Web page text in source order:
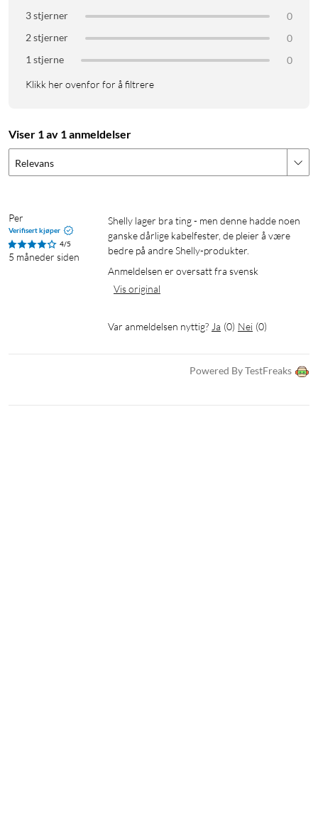
Shelly Plus RGBW PM tilbyr høy ytelse og pålitelighet med
støtte for opptil 4-kanal RGBW-belysning. Den er konstruert
for å håndtere krevende lysinnstillinger og gir deg en stabil og
behov for vedlikehold.
Spesifikasjoner
- **Kanaler:** Opptil 4-kanal RGBW
- **App-styring:** Ja, for iOS og Android
- **Installering:** Enkel installering via WiFi
- **Mål:** 82 x 82 x 31 mm
3 stjerner
0
2 stjerner
0
1 stjerne
0
Klikk her ovenfor for å filtrere
Viser 1 av 1 anmeldelser
Relevans
Per
Verifisert kjøper
4/5
5 måneder siden
Shelly lager bra ting - men denne hadde noen
ganske dårlige kabelfester, de pleier å være
bedre på andre Shelly-produkter.
Anmeldelsen er oversatt fra svensk
Vis original
Var anmeldelsen nyttig? Ja (0) Nei (0)
Powered By TestFreaks